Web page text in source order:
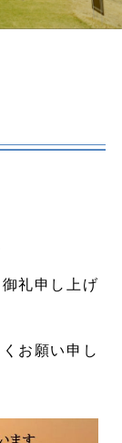
礼申し上げ
お願い申し